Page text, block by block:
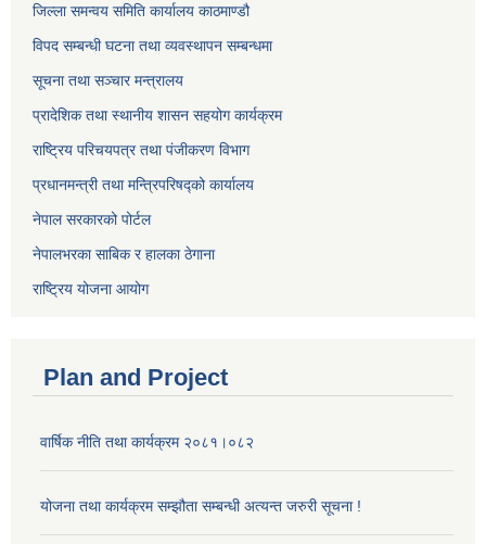
जिल्ला समन्वय समिति कार्यालय काठमाण्ड‌ौ
विपद सम्बन्धी घटना तथा व्यवस्थापन सम्बन्धमा
सूचना तथा सञ्चार मन्त्रालय
प्रादेशिक तथा स्थानीय शासन सहयोग कार्यक्रम
राष्ट्रिय परिचयपत्र तथा पंजीकरण विभाग
प्रधानमन्त्री तथा मन्त्रिपरिषद्को कार्यालय
नेपाल सरकारको पोर्टल
नेपालभरका साबिक र हालका ठेगाना
राष्ट्रिय योजना आयोग
Plan and Project
वार्षिक नीति तथा कार्यक्रम २०८१।०८२
योजना तथा कार्यक्रम सम्झौता सम्बन्धी अत्यन्त जरुरी सूचना !